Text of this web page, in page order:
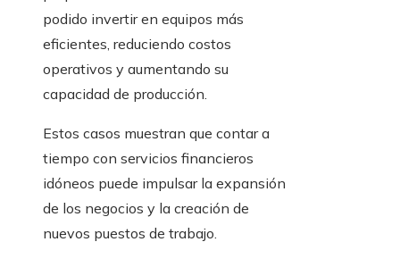
podido invertir en equipos más
eficientes, reduciendo costos
operativos y aumentando su
capacidad de producción.
Estos casos muestran que contar a
tiempo con servicios financieros
idóneos puede impulsar la expansión
de los negocios y la creación de
nuevos puestos de trabajo.